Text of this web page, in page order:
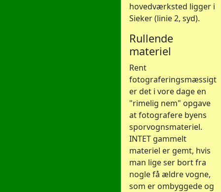
hovedværksted ligger i
Sieker (linie 2, syd).
Rullende
materiel
Rent
fotograferingsmæssigt
er det i vore dage en
"rimelig nem" opgave
at fotografere byens
sporvognsmateriel.
INTET gammelt
materiel er gemt, hvis
man lige ser bort fra
nogle få ældre vogne,
som er ombyggede og